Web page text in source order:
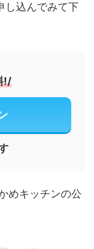
し込んでみて下
!/
めキッチンの公